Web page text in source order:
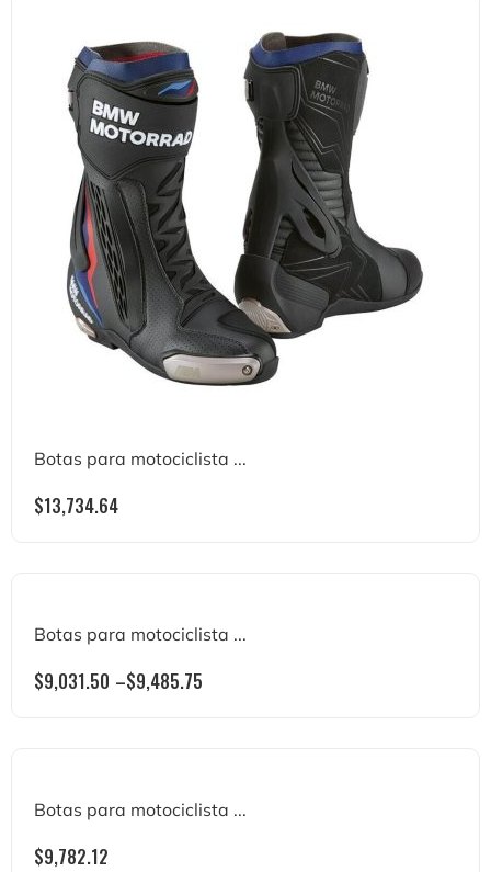
Botas para motociclista ...
$13,734.64
Botas para motociclista ...
$9,031.50 –$9,485.75
Botas para motociclista ...
$9,782.12